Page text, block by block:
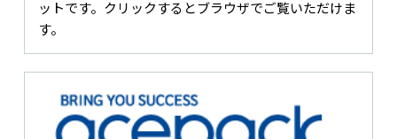
ットです。クリックするとブラウザでご覧いただけま
す。